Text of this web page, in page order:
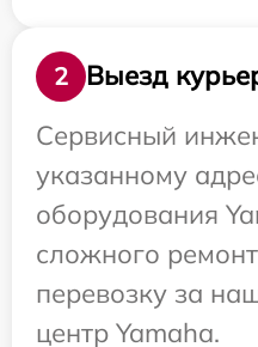
2
Выезд
Сервисный
указанному
оборудования
сложного
перевозку за
центр Yamaha.